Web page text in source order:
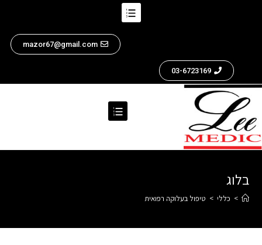
mazor67@gmail.com
03-6723169
בלוג
> כללי > טיפול בעלוקה רפואית